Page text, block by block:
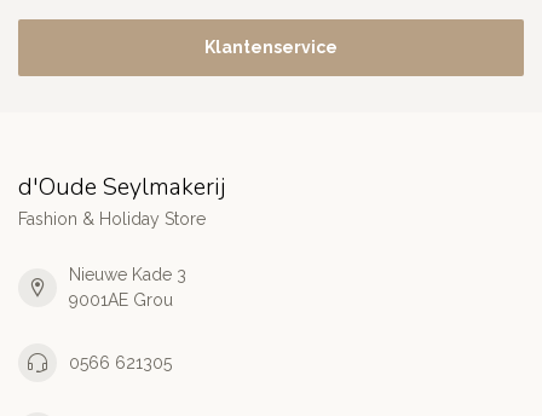
Klantenservice
d'Oude Seylmakerij
Fashion & Holiday Store
Nieuwe Kade 3
9001AE Grou
0566 621305